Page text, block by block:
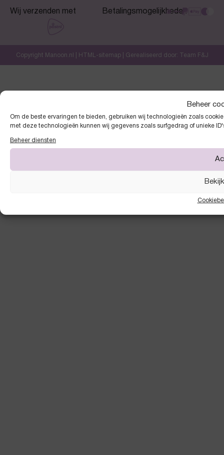
Beheer
Om de beste ervaringen te bieden, gebruiken wij technologieën zoals
met deze technologieën kunnen wij gegevens zoals surfgedrag of unieke
Beheer diensten
Wij verzenden met Betalingsmogelijkheden
Copyright Manoon.nl | HTML-sitemap| Gerealiseerd door: Team F&J